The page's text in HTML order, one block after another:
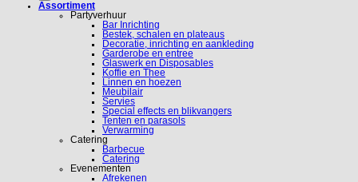
Assortiment
Partyverhuur
Bar Inrichting
Bestek, schalen en plateaus
Decoratie, inrichting en aankleding
Garderobe en entree
Glaswerk en Disposables
Koffie en Thee
Linnen en hoezen
Meubilair
Servies
Special effects en blikvangers
Tenten en parasols
Verwarming
Catering
Barbecue
Catering
Evenementen
Afrekenen